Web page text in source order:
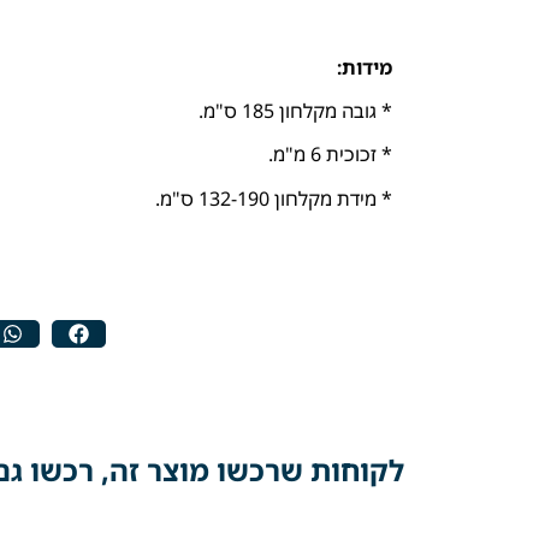
מידות:
* גובה מקלחון 185 ס"מ.
* זכוכית 6 מ"מ.
* מידת מקלחון 132-190 ס"מ.
לקוחות שרכשו מוצר זה, רכשו